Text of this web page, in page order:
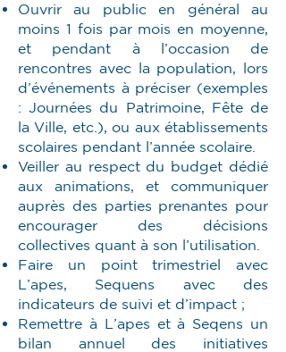
Ouvrir au public en général au
moins 1 fois par mois en moyenne,
et pendant à l’occasion de
rencontres avec la population, lors
d’événements à préciser (exemples
: Journées du Patrimoine, Fête de
la Ville, etc.), ou aux établissements
scolaires pendant l’année scolaire.
Veiller au respect du budget dédié
aux animations, et communiquer
auprès des parties prenantes pour
encourager des décisions
collectives quant à son l’utilisation.
Faire un point trimestriel avec
L’apes, Sequens avec des
indicateurs de suivi et d’impact ;
Remettre à L’apes et à Seqens un
bilan annuel des initiatives